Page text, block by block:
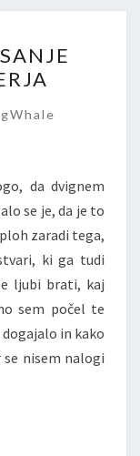
da dvignem
se je, da je to
zaradi tega,
ki ga tudi
ljubi brati, kaj
sem počel te
in kako
nisem nalogi